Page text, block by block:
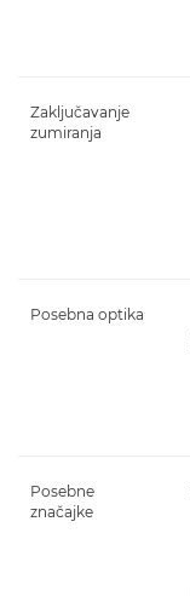
Zaključavanje
zumiranja
Posebna optika
Posebne
značajke